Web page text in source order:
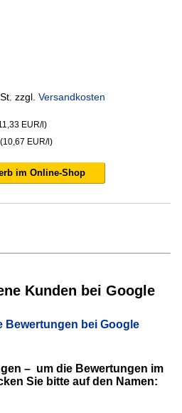
zzgl. Versandkosten
EUR/l)
EUR/l)
im Online-Shop
Kunden bei Google
Bewertungen bei Google
– um die Bewertungen im
Sie bitte auf den Namen: